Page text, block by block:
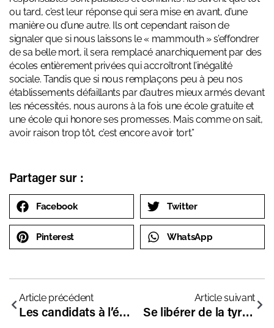
ou tard, c’est leur réponse qui sera mise en avant, d’une
manière ou d’une autre. Ils ont cependant raison de
signaler que si nous laissons le « mammouth » s’effondrer
de sa belle mort, il sera remplacé anarchiquement par des
écoles entièrement privées qui accroîtront l’inégalité
sociale. Tandis que si nous remplaçons peu à peu nos
établissements défaillants par d’autres mieux armés devant
les nécessités, nous aurons à la fois une école gratuite et
une école qui honore ses promesses. Mais comme on sait,
avoir raison trop tôt, c’est encore avoir tort.”
Partager sur :
Facebook Twitter
Pinterest WhatsApp
Article précédent
Les candidats à l’élection présidentielle s’expriment sur les écoles indépendantes
Article suivant
Se libérer de la tyrannie des programmes scolaires